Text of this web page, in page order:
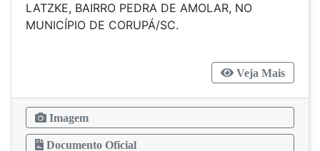
LATZKE, BAIRRO PEDRA DE AMOLAR, NO
MUNICÍPIO DE CORUPÁ/SC.
Veja Mais
Imagem
Documento Oficial